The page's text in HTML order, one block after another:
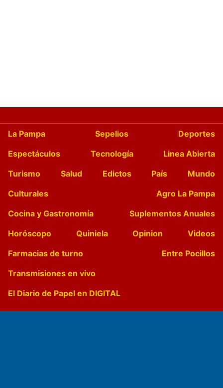
La Pampa Sepelios
Deportes
Espectáculos
Tecnología
Linea Abierta
Turismo
Salud Edictos País
Mundo
Culturales
Agro La Pampa
Cocina y Gastronomía
Suplementos Anuales
Horóscopo
Quiniela Opinion
Videos
Farmacias de turno
Entre Pocillos
Transmisiones en vivo
El Diario de Papel en DIGITAL